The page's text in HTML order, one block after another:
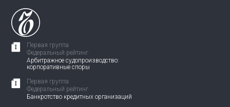
Первая группа
Федеральный рейтинг
Арбитражное судопроизводство:
корпоративные споры
Первая группа
Федеральный рейтинг
Банкротство кредитных организаций